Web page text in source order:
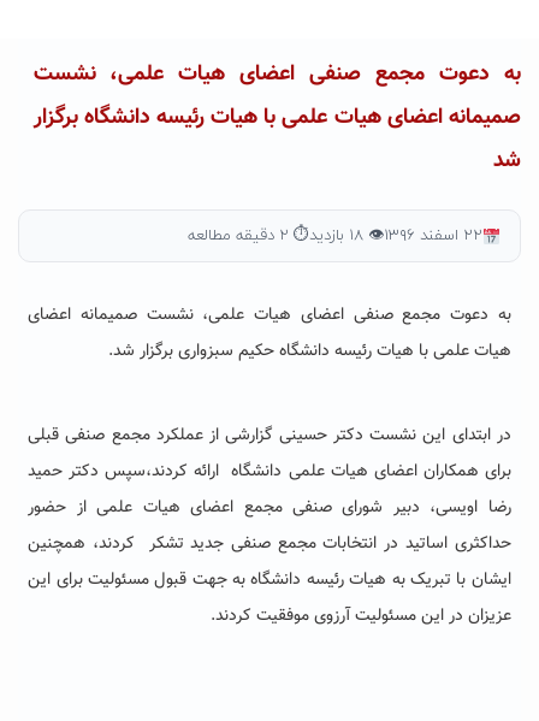
به دعوت مجمع صنفی اعضای هیات علمی، نشست
صمیمانه اعضای هیات علمی با هیات رئیسه دانشگاه برگزار
شد
۲۲ اسفند ۱۳۹۶ 👁 ۱۸ بازدید ⏱ ۲ دقیقه مطالعه
به دعوت مجمع صنفی اعضای هیات علمی، نشست صمیمانه اعضای
هیات علمی با هیات رئیسه دانشگاه حکیم سبزواری برگزار شد.
در ابتدای این نشست دکتر حسینی گزارشی از عملکرد مجمع صنفی قبلی
برای همکاران اعضای هیات علمی دانشگاه ارائه کردند،سپس دکتر حمید
رضا اویسی، دبیر شورای صنفی مجمع اعضای هیات علمی از حضور
حداکثری اساتید در انتخابات مجمع صنفی جدید تشکر کردند، همچنین
ایشان با تبریک به هیات رئیسه دانشگاه به جهت قبول مسئولیت برای این
عزیزان در این مسئولیت آرزوی موفقیت کردند.